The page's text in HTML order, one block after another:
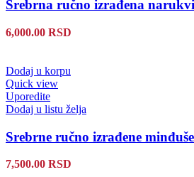
Srebrna ručno izrađena
6,000.00 RSD
Dodaj u korpu
Quick view
Uporedite
Dodaj u listu želja
Srebrne ručno izrađene
7,500.00 RSD